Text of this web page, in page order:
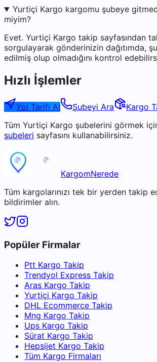
Yurtiçi Kargo kargomu şubeye
miyim?
Evet. Yurtiçi Kargo takip sayfasından
sorgulayarak gönderinizin dağıtımda,
edilmiş olup olmadığını kontrol
Hızlı İşlemler
Yol Tarifi Al Şubeyi Ara
Kargo
Tüm Yurtiçi Kargo şubelerini görmek
şubeleri sayfasını kullanabilirsiniz.
KargomNerede
Tüm kargolarınızı tek bir yerden takip
bildirimler alın.
Popüler Firmalar
Ptt Kargo Takip
Trendyol Express Takip
Aras Kargo Takip
Yurtiçi Kargo Takip
DHL Ecommerce Takip
Mng Kargo Takip
Ups Kargo Takip
Sürat Kargo Takip
Hepsijet Kargo Takip
Tüm Kargo Firmaları